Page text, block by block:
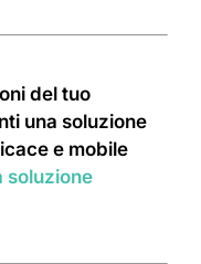
del tuo
una soluzione
e mobile
soluzione